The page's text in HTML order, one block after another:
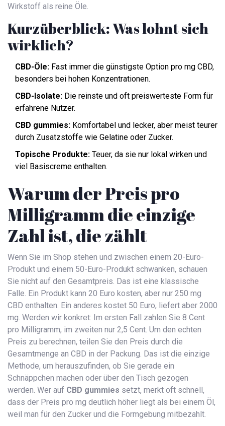
Wirkstoff als reine Öle.
Kurzüberblick: Was lohnt sich
wirklich?
CBD-Öle: Fast immer die günstigste Option pro mg CBD,
besonders bei hohen Konzentrationen.
CBD-Isolate: Die reinste und oft preiswerteste Form für
erfahrene Nutzer.
CBD gummies: Komfortabel und lecker, aber meist teurer
durch Zusatzstoffe wie Gelatine oder Zucker.
Topische Produkte: Teuer, da sie nur lokal wirken und
viel Basiscreme enthalten.
Warum der Preis pro
Milligramm die einzige
Zahl ist, die zählt
Wenn Sie im Shop stehen und zwischen einem 20-Euro-
Produkt und einem 50-Euro-Produkt schwanken, schauen
Sie nicht auf den Gesamtpreis. Das ist eine klassische
Falle. Ein Produkt kann 20 Euro kosten, aber nur 250 mg
CBD enthalten. Ein anderes kostet 50 Euro, liefert aber 2000
mg. Werden wir konkret: Im ersten Fall zahlen Sie 8 Cent
pro Milligramm, im zweiten nur 2,5 Cent. Um den echten
Preis zu berechnen, teilen Sie den Preis durch die
Gesamtmenge an CBD in der Packung. Das ist die einzige
Methode, um herauszufinden, ob Sie gerade ein
Schnäppchen machen oder über den Tisch gezogen
werden. Wer auf CBD gummies setzt, merkt oft schnell,
dass der Preis pro mg deutlich höher liegt als bei einem Öl,
weil man für den Zucker und die Formgebung mitbezahlt.